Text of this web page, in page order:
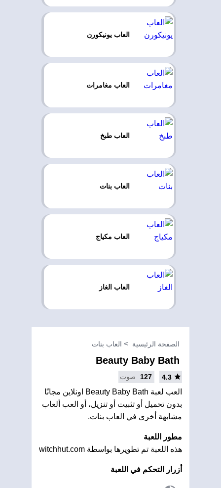
العاب يونيكورن
العاب مغامرات
العاب طبخ
العاب بنات
العاب مكياج
العاب الغاز
الصفحة الرئيسية العاب بنات
Beauty Baby Bath
4.3
127 صوت
العب لعبة Beauty Baby Bath اونلاين مجانًا
بدون تحميل أو تثبيت أو تنزيل، أو العب ألعاب
مشابهة أخرى في العاب بنات.
مطور اللعبة
هذه اللعبة تم تطويرها بواسطة witchhut.com
أزرار التحكم في اللعبة